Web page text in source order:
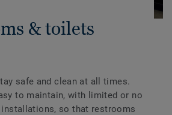
& toilets
safe and clean at all times.
to maintain, with limited or no
so that restrooms